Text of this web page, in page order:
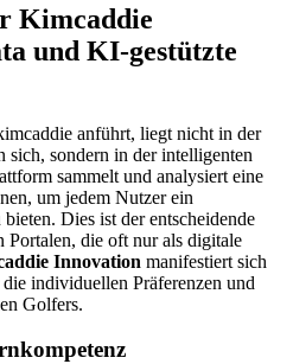
Kimcaddie
und KI-gestützte
anführt, liegt nicht in der
sondern in der intelligenten
sammelt und analysiert eine
um jedem Nutzer ein
Dies ist der entscheidende
Portalen, die oft nur als digitale
Innovation manifestiert sich
individuellen Präferenzen und
Golfers.